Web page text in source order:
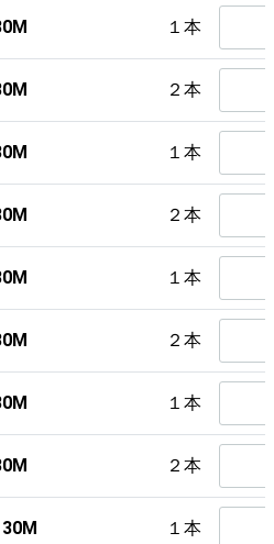
１本
２本
１本
２本
１本
２本
１本
２本
１本